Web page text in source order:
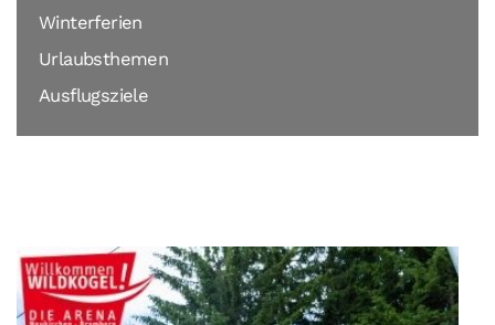
Winterferien
Urlaubsthemen
Ausflugsziele